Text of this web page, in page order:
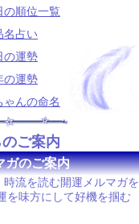
の順位一覧
名占い
の運勢
の運勢
ゃんの命名
ご案内
ガのご案内
流を読む開運メルマガを
を味方にして好機を掴む